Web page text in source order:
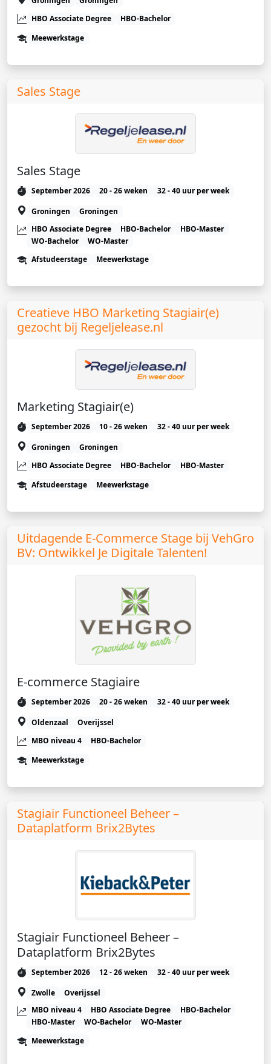
HBO Associate Degree
HBO-Bachelor
Meewerkstage
Sales Stage
Sales Stage
September 2026 20 - 26 weken
32 - 40 uur per week
Groningen
Groningen
HBO Associate Degree
HBO-Bachelor
HBO-Master
WO-Bachelor
WO-Master
Afstudeerstage
Meewerkstage
Creatieve HBO Marketing Stagiair(e)
gezocht bij Regeljelease.nl
Marketing Stagiair(e)
September 2026 10 - 26 weken
32 - 40 uur per week
Groningen
Groningen
HBO Associate Degree
HBO-Bachelor
HBO-Master
Afstudeerstage
Meewerkstage
Uitdagende E-Commerce Stage bij VehGro
BV: Ontwikkel Je Digitale Talenten!
E-commerce Stagiaire
September 2026 20 - 26 weken
32 - 40 uur per week
Oldenzaal
Overijssel
MBO niveau 4
HBO-Bachelor
Meewerkstage
Stagiair Functioneel Beheer –
Dataplatform Brix2Bytes
Stagiair Functioneel Beheer –
Dataplatform Brix2Bytes
September 2026 12 - 26 weken
32 - 40 uur per week
Zwolle
Overijssel
MBO niveau 4
HBO Associate Degree
HBO-Bachelor
HBO-Master
WO-Bachelor
WO-Master
Meewerkstage